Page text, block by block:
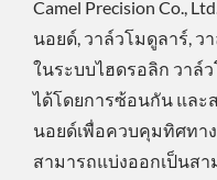
Camel Precision Co.,
นอยด์, วาล์วโมดูลาร์, ว
ในระบบไฮดรอลิก วาล์
ได้โดยการซ้อนกัน และ
นอยด์เพื่อควบคุมทิศทา
สามารถแบ่งออกเป็นส